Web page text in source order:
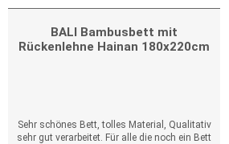
BALI Bambusbett mit
Rückenlehne Hainan 180x220cm
Sehr schönes Bett, tolles Material, Qualitativ
sehr gut verarbeitet. Für alle die noch ein Bett